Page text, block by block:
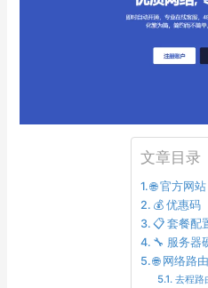
文章目录
🌐 官方网站
💰 优惠码
📋 套餐配
🔧 服务器
🌐 网络路
去程路